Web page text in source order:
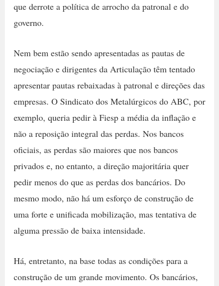
que derrote a política de arrocho da patronal e do
governo.
Nem bem estão sendo apresentadas as pautas de
negociação e dirigentes da Articulação têm tentado
apresentar pautas rebaixadas à patronal e direções das
empresas. O Sindicato dos Metalúrgicos do ABC, por
exemplo, queria pedir à Fiesp a média da inflação e
não a reposição integral das perdas. Nos bancos
oficiais, as perdas são maiores que nos bancos
privados e, no entanto, a direção majoritária quer
pedir menos do que as perdas dos bancários. Do
mesmo modo, não há um esforço de construção de
uma forte e unificada mobilização, mas tentativa de
alguma pressão de baixa intensidade.
Há, entretanto, na base todas as condições para a
construção de um grande movimento. Os bancários,